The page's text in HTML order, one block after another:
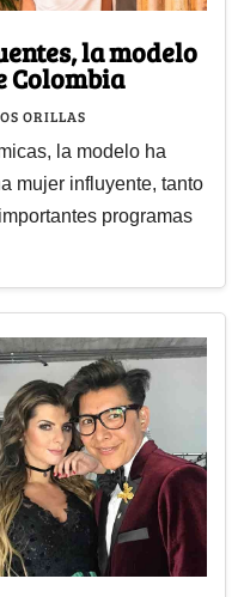
la modelo
Colombia
ORILLAS
la modelo ha
mujer influyente, tanto
programas